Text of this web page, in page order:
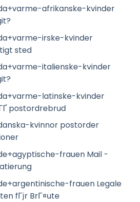
afrikanske-kvinder
irske-kvinder
sted
italienske-kvinder
latinske-kvinder
postordrebrud
kvinnor postorder
frauen Mail -
frauen Legale
fГјr BrГ¤ute